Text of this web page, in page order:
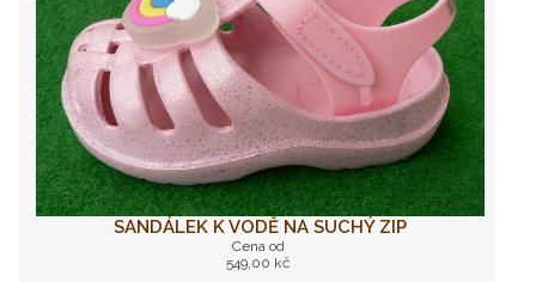
SANDÁLEK K VODĚ NA SUCHÝ ZIP
Cena od
549,00 kč